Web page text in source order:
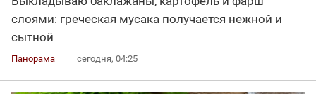
слоями: греческая мусака получается нежной и
сытной
Панорама сегодня, 04:25